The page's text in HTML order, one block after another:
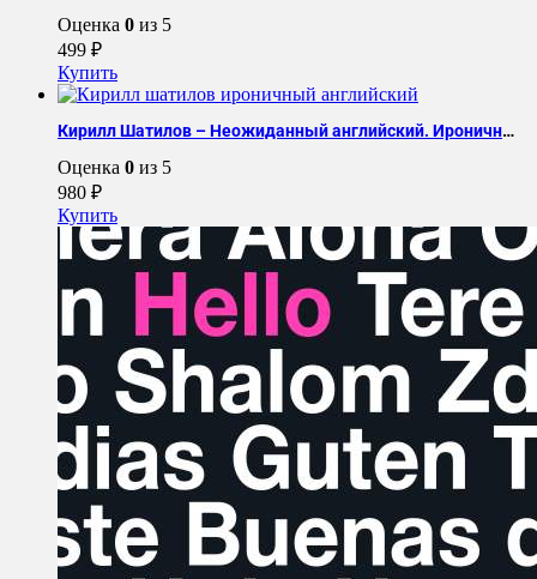
Оценка 0 из 5
499 ₽
Купить
Кирилл Шатилов – Неожиданный английский. Ироничный английский
Оценка 0 из 5
980 ₽
Купить